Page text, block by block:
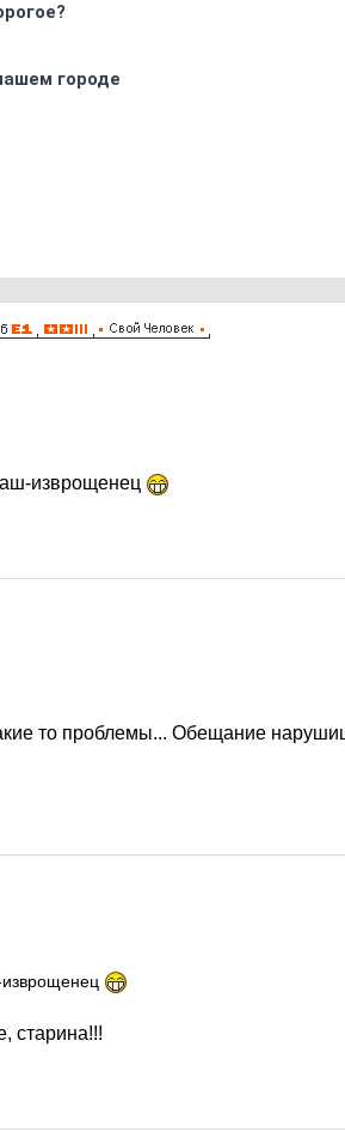
городе
изврощенец
то проблемы... Обещание
старина!!!